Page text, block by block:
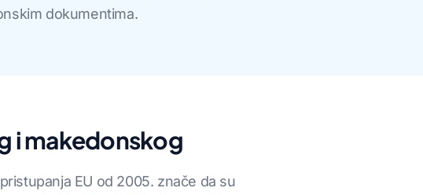
dokumentima.
i makedonskog
EU od 2005. znače da su